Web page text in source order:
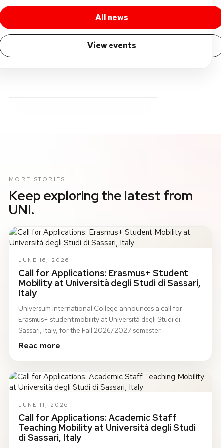
All news
View events
MORE STORIES
Keep exploring the latest from
UNI.
JUNE 16, 2026
Call for Applications: Erasmus+ Student
Mobility at Università degli Studi di Sassari,
Italy
Universum International College announces a call for
Erasmus+ student mobility at Università degli Studi di
Sassari, Italy, for the Fall 2026/2027 semester.
Read more
JUNE 11, 2026
Call for Applications: Academic Staff
Teaching Mobility at Università degli Studi
di Sassari, Italy